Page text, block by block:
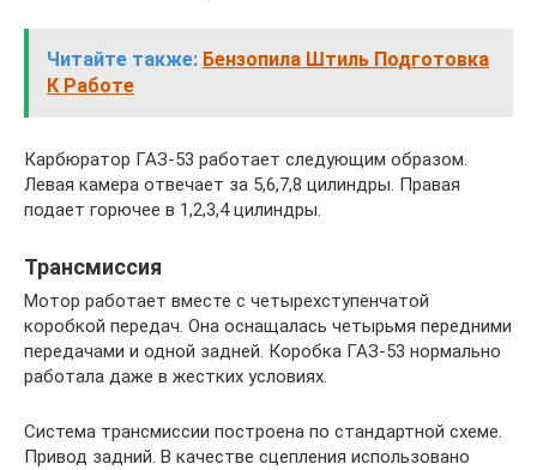
Читайте также: Бензопила Штиль Подготовка
К Работе
Карбюратор ГАЗ-53 работает следующим образом.
Левая камера отвечает за 5,6,7,8 цилиндры. Правая
подает горючее в 1,2,3,4 цилиндры.
Трансмиссия
Мотор работает вместе с четырехступенчатой
коробкой передач. Она оснащалась четырьмя передними
передачами и одной задней. Коробка ГАЗ-53 нормально
работала даже в жестких условиях.
Система трансмиссии построена по стандартной схеме.
Привод задний. В качестве сцепления использовано